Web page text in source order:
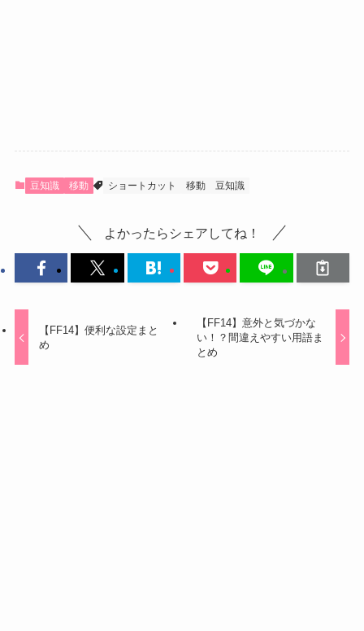
豆知識 移動 ショートカット 移動 豆知識
よかったらシェアしてね！
【FF14】便利な設定まと
め
【FF14】意外と気づかな
い！？間違えやすい用語ま
とめ